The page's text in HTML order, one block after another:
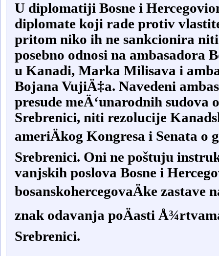
U diplomatiji Bosne i
diplomate koji rade protiv
pritom niko ih ne sankcionira niti
posebno odnosi na ambasadora
u Kanadi, Marka Milisava i
Bojana VujiÄ‡a. Navedeni
presude meÄ‘unarodnih sudova
Srebrenici, niti rezolucije
ameriÄkog Kongresa i Senata o
Srebrenici. Oni ne poštuju
vanjskih poslova Bosne i
bosanskohercegovaÄke zastave
znak odavanja poÄasti
Srebrenici.